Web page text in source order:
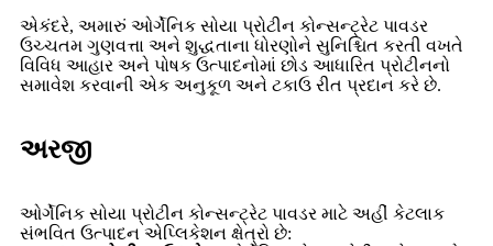
એકંદરે, અમારું ઓર્ગેનિક સોયા પ્રોટીન કોન્સન્ટ્રેટ પાવડર
ઉચ્ચતમ ગુણવત્તા અને શુદ્ધતાના ધોરણોને સુનિશ્ચિત કરતી વખતે
વિવિધ આહાર અને પોષક ઉત્પાદનોમાં છોડ આધારિત પ્રોટીનનો
સમાવેશ કરવાની એક અનુકૂળ અને ટકાઉ રીત પ્રદાન કરે છે.
અરજી
ઓર્ગેનિક સોયા પ્રોટીન કોન્સન્ટ્રેટ પાવડર માટે અહીં કેટલાક
સંભવિત ઉત્પાદન એપ્લિકેશન ક્ષેત્રો છે: